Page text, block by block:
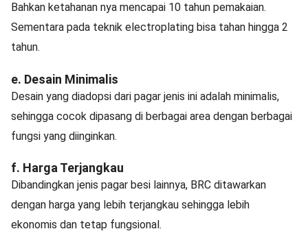
Bahkan ketahanan nya mencapai 10 tahun pemakaian.
Sementara pada teknik electroplating bisa tahan hingga 2
tahun.
e. Desain Minimalis
Desain yang diadopsi dari pagar jenis ini adalah minimalis,
sehingga cocok dipasang di berbagai area dengan berbagai
fungsi yang diinginkan.
f. Harga Terjangkau
Dibandingkan jenis pagar besi lainnya, BRC ditawarkan
dengan harga yang lebih terjangkau sehingga lebih
ekonomis dan tetap fungsional.